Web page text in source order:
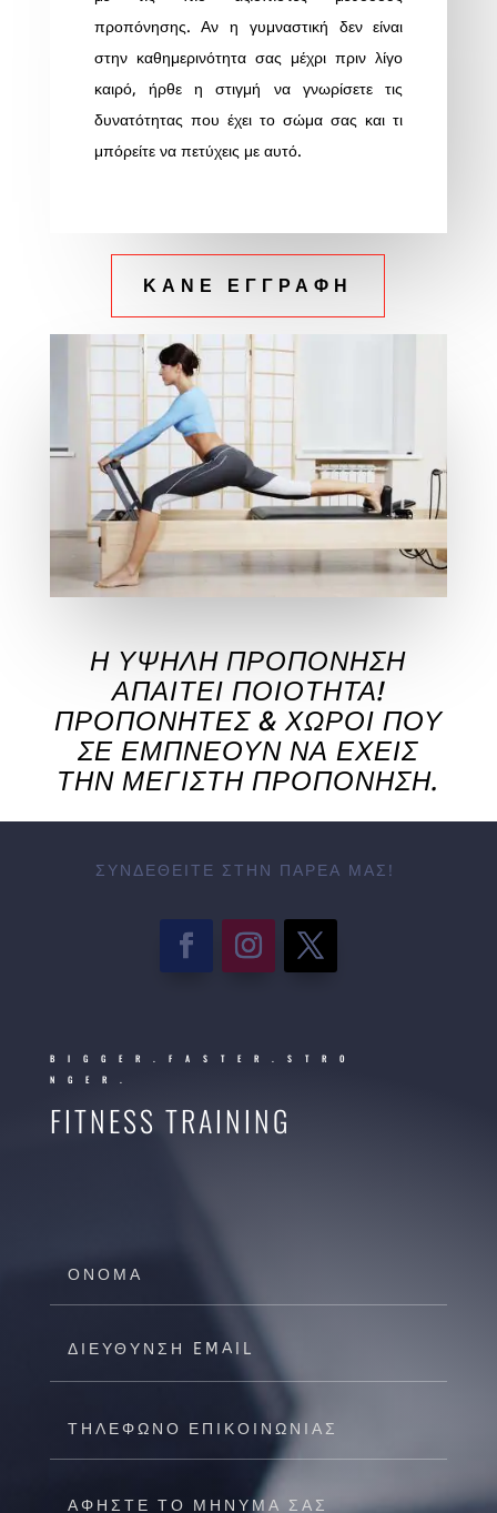
προπόνησης. Αν η γυμναστική δεν είναι
στην καθημερινότητα σας μέχρι πριν λίγο
καιρό, ήρθε η στιγμή να γνωρίσετε τις
δυνατότητας που έχει το σώμα σας και τι
μπόρείτε να πετύχεις με αυτό.
ΚΑΝΕ ΕΓΓΡΑΦΗ
Η ΥΨΗΛΉ ΠΡΟΠΌΝΗΣΗ
ΑΠΑΙΤΕΊ ΠΟΙΌΤΗΤΑ!
ΠΡΟΠΟΝΗΤΈΣ & ΧΏΡΟΙ ΠΟΥ
ΣΕ ΕΜΠΝΈΟΥΝ ΝΑ ΈΧΕΙΣ
ΤΗΝ ΜΈΓΙΣΤΗ ΠΡΟΠΌΝΗΣΗ.
ΣΥΝΔΕΘΕΊΤΕ ΣΤΗΝ ΠΑΡΈΑ ΜΑΣ!
BIGGER.FASTER.STRO
NGER.
FITNESS TRAINING